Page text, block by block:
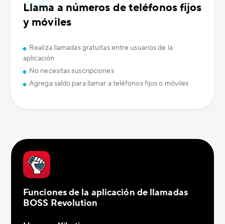
Llama a números de teléfonos fijos
y móviles
Realiza llamadas gratuitas entre usuarios de la
aplicación
No necesitas suscripciones
Agrega saldo para llamar a teléfonos fijos o móviles
Funciones de la aplicación de llamadas
BOSS Revolution